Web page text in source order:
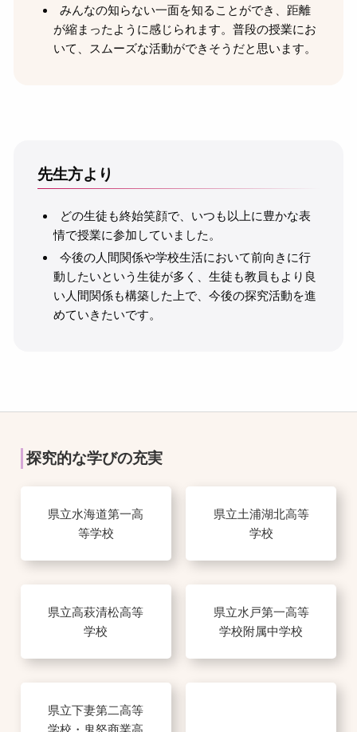
みんなの知らない一面を知ることができ、距離
が縮まったように感じられます。普段の授業にお
いて、スムーズな活動ができそうだと思います。
先生方より
どの生徒も終始笑顔で、いつも以上に豊かな表
情で授業に参加していました。
今後の人間関係や学校生活において前向きに行
動したいという生徒が多く、生徒も教員もより良
い人間関係も構築した上で、今後の探究活動を進
めていきたいです。
探究的な学びの充実
県立水海道第一高
等学校
県立土浦湖北高等
学校
県立高萩清松高等
学校
県立水戸第一高等
学校附属中学校
県立下妻第二高等
学校・鬼怒商業高